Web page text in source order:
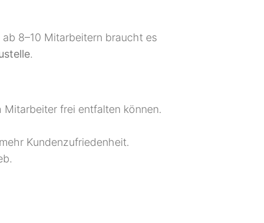
8–10 Mitarbeitern braucht es
.
Mitarbeiter frei entfalten können.
Kundenzufriedenheit.